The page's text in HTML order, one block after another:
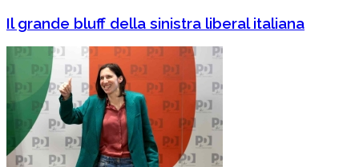
Il grande bluff della sinistra liberal italiana